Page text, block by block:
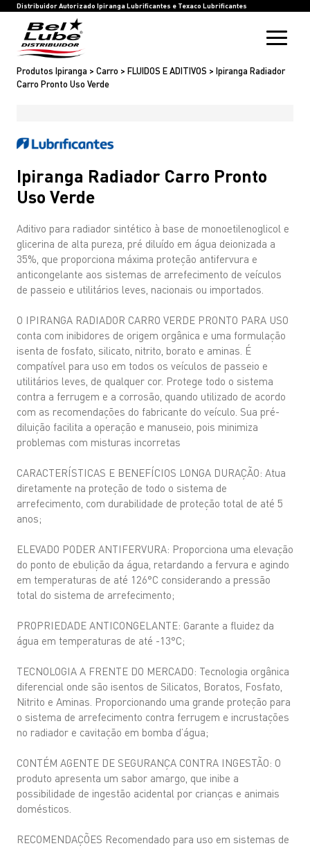
Distribuidor Autorizado Ipiranga Lubrificantes e Texaco Lubrificantes
HOME
BEL LUBE
BLOG
RASTREIE SUA COMPRA
INOVAÇÃO
SAC
IPIRANGA LUBRIFICANTES
TEXACO LUBRIFICANTES
Produtos Ipiranga > Carro > FLUIDOS E ADITIVOS > Ipiranga Radiador
Carro Pronto Uso Verde
Ipiranga Radiador Carro Pronto
Uso Verde
Aditivo para radiador sintético à base de monoetilenoglicol e
glicerina de alta pureza, pré diluído em água deionizada a
35%, que proporciona máxima proteção antifervura e
anticongelante aos sistemas de arrefecimento de veículos
de passeio e utilitários leves, nacionais ou importados.
O IPIRANGA RADIADOR CARRO VERDE PRONTO PARA USO
conta com inibidores de origem orgânica e uma formulação
isenta de fosfato, silicato, nitrito, borato e aminas. É
compatível para uso em todos os veículos de passeio e
utilitários leves, de qualquer cor. Protege todo o sistema
contra a ferrugem e a corrosão, quando utilizado de acordo
com as recomendações do fabricante do veículo. Sua pré-
diluição facilita a operação e manuseio, pois minimiza
problemas com misturas incorretas
CARACTERÍSTICAS E BENEFÍCIOS LONGA DURAÇÃO: Atua
diretamente na proteção de todo o sistema de
arrefecimento, com durabilidade de proteção total de até 5
anos;
ELEVADO PODER ANTIFERVURA: Proporciona uma elevação
do ponto de ebulição da água, retardando a fervura e agindo
em temperaturas de até 126°C considerando a pressão
total do sistema de arrefecimento;
PROPRIEDADE ANTICONGELANTE: Garante a fluidez da
água em temperaturas de até -13°C;
TECNOLOGIA A FRENTE DO MERCADO: Tecnologia orgânica
diferencial onde são isentos de Silicatos, Boratos, Fosfato,
Nitrito e Aminas. Proporcionando uma grande proteção para
o sistema de arrefecimento contra ferrugem e incrustações
no radiador e cavitação em bomba d’água;
CONTÉM AGENTE DE SEGURANÇA CONTRA INGESTÃO: O
produto apresenta um sabor amargo, que inibe a
possibilidade de ingestão acidental por crianças e animais
domésticos.
RECOMENDAÇÕES Recomendado para uso em sistemas de